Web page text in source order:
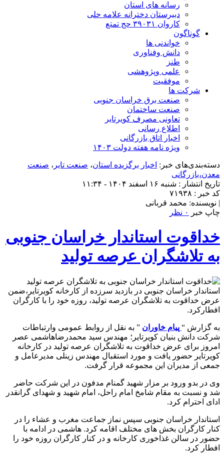
رسانه های استان
دبیرستان دخترانه علامه حلی
کاروان ۳۹۰۳۱ حج تمتع
گوناگون
خواندنی ها
دانش وفناوری
طنز
علمی وپژوهشی
موفقیت
شرکت ها
صنعت برق خراسان جنوبی
صنعت ساختمان
تعاونی مصرف کویرتایر
اطلاع رسانی
اخبار اتاق بازرگانی
ویژه نامه هفته دولت ۱۴۰۳
دسته‌بندی‌های خبر: اخبار برگزیده استان، صنعت تایر ، صنعت
معدن،بازرگانی
تاریخ انتشار : شنبه ۱۶ اسفند ۱۴۰۴ - ۱۱:۳۴
کد خبر : ۷۱۹۳۸
| نویسنده: محمد قربانی
چاپ خبر
۰ نظر
خداقوت استاندار خراسان جنوبی
به تلاشگران عرصه تولید
استاندار خراسان جنوبی در بازدید سرزده از کارخانه کویرتایر،ضمن
عرض خداقوت به تلاشگران عرصه تولید، روزه خود را با کارگران
افطارکرد.
به گزارش “ پیام خاوران ” به نقل از روابط عمومی وارتباطات
شرکت دانش بنیان کویرتایر؛ مهندس سید محمدرضاهاشمی عصر
امروز برای عرض خداقوت به تلاشگران عرصه تولید در کارخانه
کویرتایر حضور یافت و مورد استقبال مهندس زینلی مدیرعامل و
جمعی از مدیران این مجموعه قرار گرفت.
وی در بدو ورود بر مزار شهید گمنام مدفون در این شرکت حاضر
شد و نسبت به مقام شامخ امام راحل، امام شهید و شهدای گرانقدر
ادای احترام کرد.
استاندار خراسان جنوبی سپس نماز جماعت مغرب و عشاء را در
کنار کارگران بخش های مختلف اقامه کرد. هاشمی در ادامه با
حضور در سالن غذاخوری کارخانه و در کنار کارگران روزه خود را
افطار کرد.